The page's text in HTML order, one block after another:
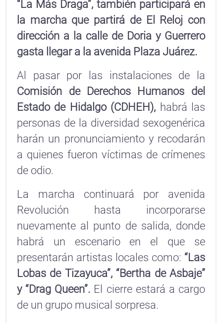
“La Más Draga”, también participará en
la marcha que partirá de El Reloj con
dirección a la calle de Doria y Guerrero
gasta llegar a la avenida Plaza Juárez.
Al pasar por las instalaciones de la
Comisión de Derechos Humanos del
Estado de Hidalgo (CDHEH), habrá las
personas de la diversidad sexogenérica
harán un pronunciamiento y recodarán
a quienes fueron víctimas de crímenes
de odio.
La marcha continuará por avenida
Revolución hasta incorporarse
nuevamente al punto de salida, donde
habrá un escenario en el que se
presentarán artistas locales como: “Las
Lobas de Tizayuca”, “Bertha de Asbaje”
y “Drag Queen”. El cierre estará a cargo
de un grupo musical sorpresa.